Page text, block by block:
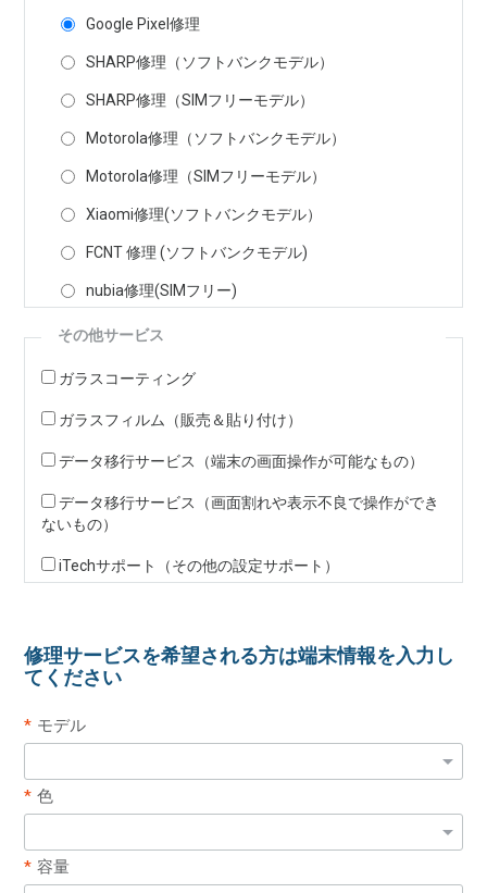
Google Pixel修理
SHARP修理（ソフトバンクモデル）
SHARP修理（SIMフリーモデル）
Motorola修理（ソフトバンクモデル）
Motorola修理（SIMフリーモデル）
Xiaomi修理(ソフトバンクモデル）
FCNT 修理 (ソフトバンクモデル)
nubia修理(SIMフリー)
その他サービス
ガラスコーティング
ガラスフィルム（販売＆貼り付け）
データ移行サービス（端末の画面操作が可能なもの）
データ移行サービス（画面割れや表示不良で操作ができ
ないもの）
iTechサポート（その他の設定サポート）
修理サービスを希望される方は端末情報を入力し
てください
モデル
色
容量